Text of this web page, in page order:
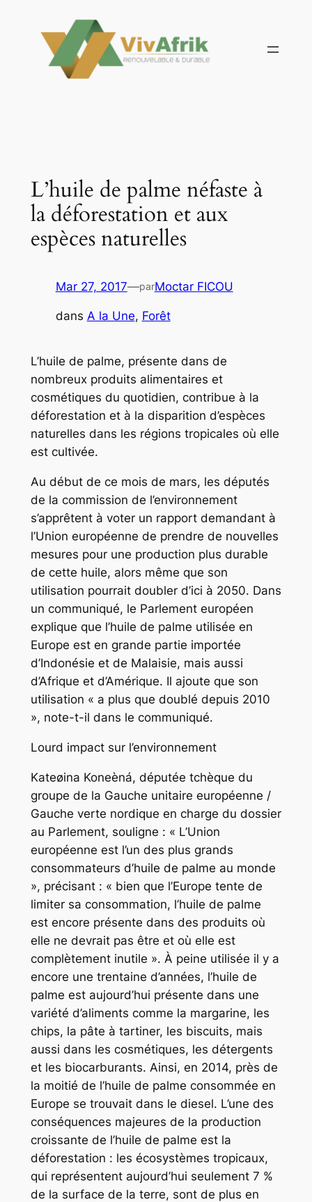
contenu
L’huile de palme néfaste à
la déforestation et aux
espèces naturelles
Mar 27, 2017—parMoctar FICOU
dans A la Une, Forêt
L’huile de palme, présente dans de
nombreux produits alimentaires et
cosmétiques du quotidien, contribue à la
déforestation et à la disparition d’espèces
naturelles dans les régions tropicales où elle
est cultivée.
Au début de ce mois de mars, les députés
de la commission de l’environnement
s’apprêtent à voter un rapport demandant à
l’Union européenne de prendre de nouvelles
mesures pour une production plus durable
de cette huile, alors même que son
utilisation pourrait doubler d’ici à 2050. Dans
un communiqué, le Parlement européen
explique que l’huile de palme utilisée en
Europe est en grande partie importée
d’Indonésie et de Malaisie, mais aussi
d’Afrique et d’Amérique. Il ajoute que son
utilisation « a plus que doublé depuis 2010
», note-t-il dans le communiqué.
Lourd impact sur l’environnement
Kateøina Koneèná, députée tchèque du
groupe de la Gauche unitaire européenne /
Gauche verte nordique en charge du dossier
au Parlement, souligne : « L’Union
européenne est l’un des plus grands
consommateurs d’huile de palme au monde
», précisant : « bien que l’Europe tente de
limiter sa consommation, l’huile de palme
est encore présente dans des produits où
elle ne devrait pas être et où elle est
complètement inutile ». À peine utilisée il y a
encore une trentaine d’années, l’huile de
palme est aujourd’hui présente dans une
variété d’aliments comme la margarine, les
chips, la pâte à tartiner, les biscuits, mais
aussi dans les cosmétiques, les détergents
et les biocarburants. Ainsi, en 2014, près de
la moitié de l’huile de palme consommée en
Europe se trouvait dans le diesel. L’une des
conséquences majeures de la production
croissante de l’huile de palme est la
déforestation : les écosystèmes tropicaux,
qui représentent aujourd’hui seulement 7 %
de la surface de la terre, sont de plus en